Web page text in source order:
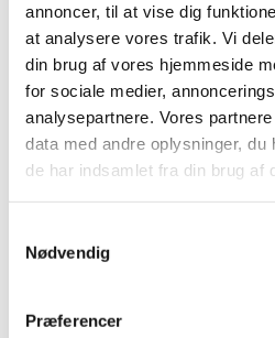
annoncer, til at vise dig
at analysere vores trafik. Vi
din brug af vores hjemmeside
for sociale medier,
analysepartnere. Vores
data med andre oplysninger, du
de har indsamlet fra din brug af
Nødvendig
Præferencer
Google kalender
iCalendar
Outlook 365
Detaljer
16/11/2024
12:00 - 15:30